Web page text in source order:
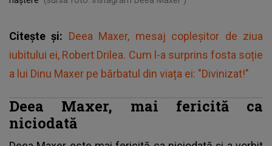
Citește și: Deea Maxer, mesaj copleșitor de ziua
iubitului ei, Robert Drilea. Cum l-a surprins fosta soție
a lui Dinu Maxer pe bărbatul din viața ei: "Divinizat!"
Deea Maxer, mai fericită ca
niciodată